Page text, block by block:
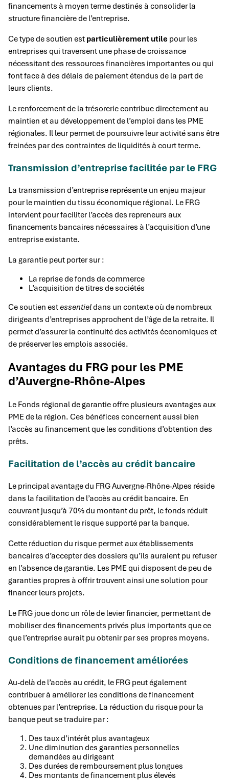
financements à moyen terme destinés à consolider la
structure financière de l’entreprise.
Ce type de soutien est particulièrement utile pour les
entreprises qui traversent une phase de croissance
nécessitant des ressources financières importantes ou qui
font face à des délais de paiement étendus de la part de
leurs clients.
Le renforcement de la trésorerie contribue directement au
maintien et au développement de l’emploi dans les PME
régionales. Il leur permet de poursuivre leur activité sans être
freinées par des contraintes de liquidités à court terme.
Transmission d’entreprise facilitée par le FRG
La transmission d’entreprise représente un enjeu majeur
pour le maintien du tissu économique régional. Le FRG
intervient pour faciliter l’accès des repreneurs aux
financements bancaires nécessaires à l’acquisition d’une
entreprise existante.
La garantie peut porter sur :
La reprise de fonds de commerce
L’acquisition de titres de sociétés
Ce soutien estessentieldans un contexte où de nombreux
dirigeants d’entreprises approchent de l’âge de la retraite. Il
permet d’assurer la continuité des activités économiques et
de préserver les emplois associés.
Avantages du FRG pour les PME
d’Auvergne-Rhône-Alpes
Le Fonds régional de garantie offre plusieurs avantages aux
PME de la région. Ces bénéfices concernent aussi bien
l’accès au financement que les conditions d’obtention des
prêts.
Facilitation de l’accès au crédit bancaire
Le principal avantage du FRG Auvergne-Rhône-Alpes réside
dans la facilitation de l’accès au crédit bancaire. En
couvrant jusqu’à 70% du montant du prêt, le fonds réduit
considérablement le risque supporté par la banque.
Cette réduction du risque permet aux établissements
bancaires d’accepter des dossiers qu’ils auraient pu refuser
en l’absence de garantie. Les PME qui disposent de peu de
garanties propres à offrir trouvent ainsi une solution pour
financer leurs projets.
Le FRG joue donc un rôle de levier financier, permettant de
mobiliser des financements privés plus importants que ce
que l’entreprise aurait pu obtenir par ses propres moyens.
Conditions de financement améliorées
Au-delà de l’accès au crédit, le FRG peut également
contribuer à améliorer les conditions de financement
obtenues par l’entreprise. La réduction du risque pour la
banque peut se traduire par :
Des taux d’intérêt plus avantageux
Une diminution des garanties personnelles
demandées au dirigeant
Des durées de remboursement plus longues
Des montants de financement plus élevés